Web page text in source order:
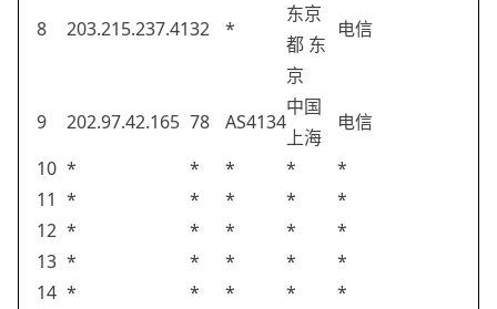
8 203.215.237.4132 *
东京
都 东
京
电信
9 202.97.42.165 78 AS4134
中国
上海
电信
10 * * * *
*
11 * * * *
*
12 * * * *
*
13 * * * *
*
14 * * * *
*